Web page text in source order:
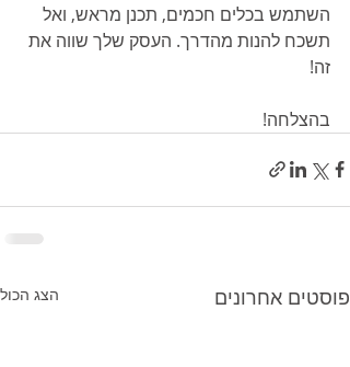
השתמש בכלים חכמים, תכנן מראש, ואל
תשכח להנות מהדרך. העסק שלך שווה את
זה!
בהצלחה!
פוסטים אחרונים הצג הכול